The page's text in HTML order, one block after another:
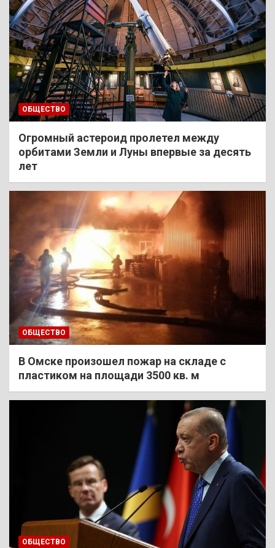
ОБЩЕСТВО
Огромный астероид пролетел между
орбитами Земли и Луны впервые за десять
лет
ОБЩЕСТВО
В Омске произошел пожар на складе с
пластиком на площади 3500 кв. м
ОБЩЕСТВО